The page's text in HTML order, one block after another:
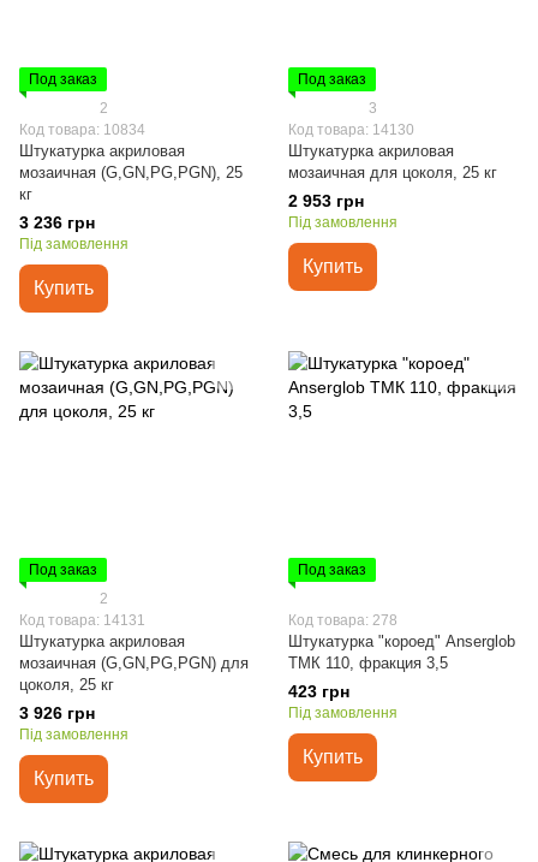
Под заказ
2
Код товара: 10834
Штукатурка акриловая
мозаичная (G,GN,PG,PGN), 25
кг
3 236 грн
Під замовлення
Купить
Под заказ
3
Код товара: 14130
Штукатурка акриловая
мозаичная для цоколя, 25 кг
2 953 грн
Під замовлення
Купить
Под заказ
2
Код товара: 14131
Штукатурка акриловая
мозаичная (G,GN,PG,PGN) для
цоколя, 25 кг
3 926 грн
Під замовлення
Купить
Под заказ
Код товара: 278
Штукатурка "короед" Anserglob
ТМК 110, фракция 3,5
423 грн
Під замовлення
Купить